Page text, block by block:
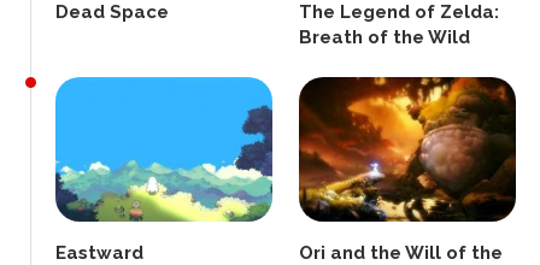
Dead Space
The Legend of Zelda:
Breath of the Wild
Eastward
Ori and the Will of the